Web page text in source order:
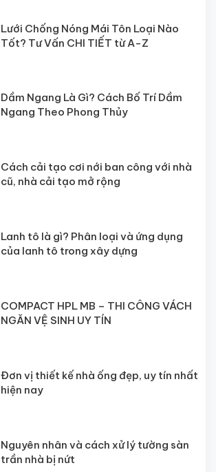
Lưới Chống Nóng Mái Tôn Loại Nào
Tốt? Tư Vấn CHI TIẾT từ A-Z
Dầm Ngang Là Gì? Cách Bố Trí Dầm
Ngang Theo Phong Thủy
Cách cải tạo cơi nới ban công với nhà
cũ, nhà cải tạo mở rộng
Lanh tô là gì? Phân loại và ứng dụng
của lanh tô trong xây dựng
COMPACT HPL MB – THI CÔNG VÁCH
NGĂN VỆ SINH UY TÍN
Đơn vị thiết kế nhà ống đẹp, uy tín nhất
hiện nay
Nguyên nhân và cách xử lý tường sàn
trần nhà bị nứt